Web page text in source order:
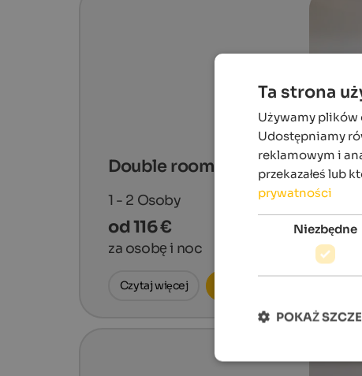
Double room "Pedmunt"
1 - 2 Osoby
od 116 €
za osobę i noc
Czytaj więcej
Ta strona
Używamy plików
Udostępniamy
reklamowym i
przekazałeś lub
prywatności
Niezbędne
POKAŻ